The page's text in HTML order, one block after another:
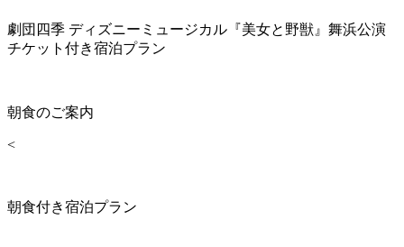
劇団四季 ディズニーミュージカル『美女と野獣』舞浜公演
チケット付き宿泊プラン
朝食のご案内
<
朝食付き宿泊プラン